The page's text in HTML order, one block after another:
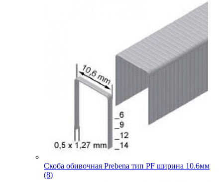
Скоба обивочная Prebena тип PF ширина 10.6мм
(8)